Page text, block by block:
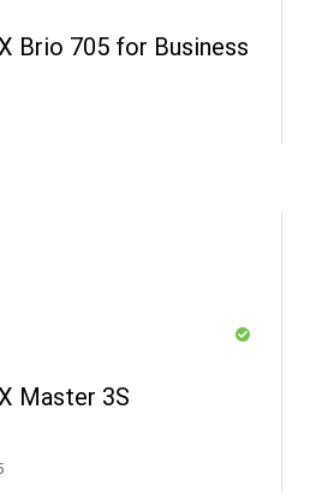
Brio 705 for Business
Master 3S